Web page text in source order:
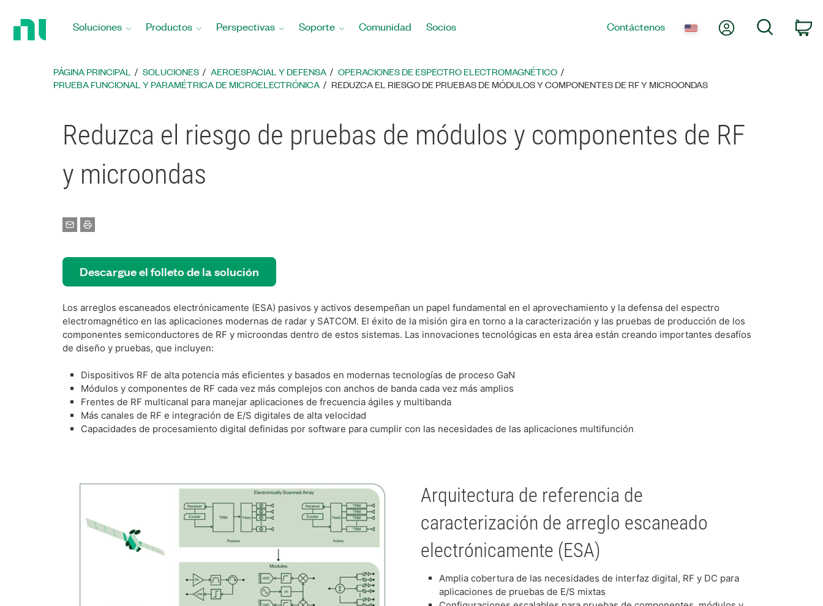
Soluciones Productos Perspectivas Soporte Comunidad Socios Contáctenos Mi cuenta Búsqueda
PÁGINA PRINCIPAL SOLUCIONES AEROESPACIAL Y DEFENSA
OPERACIONES DE ESPECTRO ELECTROMAGNÉTICO
PRUEBA FUNCIONAL Y PARAMÉTRICA DE MICROELECTRÓNICA
REDUZCA EL RIESGO DE PRUEBAS DE MÓDULOS Y COMPONENTES DE RF Y MICROONDAS
Reduzca el riesgo de pruebas de módulos y componentes de RF
y microondas
Descargue el folleto de la solución
Los arreglos escaneados electrónicamente (ESA) pasivos y activos desempeñan un papel fundamental en el aprovechamiento y la defensa del espectro
electromagnético en las aplicaciones modernas de radar y SATCOM. El éxito de la misión gira en torno a la caracterización y las pruebas de producción de los
componentes semiconductores de RF y microondas dentro de estos sistemas. Las innovaciones tecnológicas en esta área están creando importantes desafíos
de diseño y pruebas, que incluyen:
Dispositivos RF de alta potencia más eficientes y basados en modernas tecnologías de proceso GaN
Módulos y componentes de RF cada vez más complejos con anchos de banda cada vez más amplios
Frentes de RF multicanal para manejar aplicaciones de frecuencia ágiles y multibanda
Más canales de RF e integración de E/S digitales de alta velocidad
Capacidades de procesamiento digital definidas por software para cumplir con las necesidades de las aplicaciones multifunción
Arquitectura de referencia de
caracterización de arreglo escaneado
electrónicamente (ESA)
Amplia cobertura de las necesidades de interfaz digital, RF y DC para
aplicaciones de pruebas de E/S mixtas